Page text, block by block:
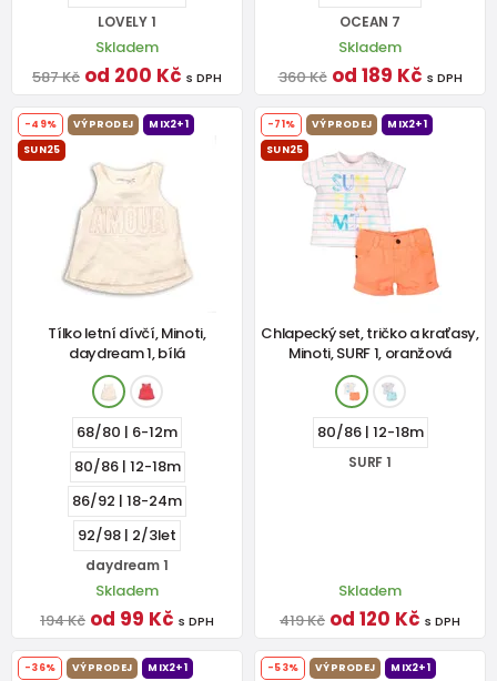
LOVELY 1
Skladem
587 Kč od 200 Kč s DPH
OCEAN 7
Skladem
360 Kč od 189 Kč s DPH
-49% VÝPRODEJ
MIX2+1
SUN25
Tílko letní dívčí, Minoti,
daydream 1, bílá
68/80 | 6-12m
80/86 | 12-18m
86/92 | 18-24m
92/98 | 2/3let
daydream 1
Skladem
194 Kč od 99 Kč s DPH
-71% VÝPRODEJ
MIX2+1
SUN25
Chlapecký set, tričko a kraťasy,
Minoti, SURF 1, oranžová
80/86 | 12-18m
SURF 1
Skladem
419 Kč od 120 Kč s DPH
-36% VÝPRODEJ
MIX2+1
-53% VÝPRODEJ
MIX2+1